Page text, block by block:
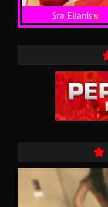
Sra Elianis